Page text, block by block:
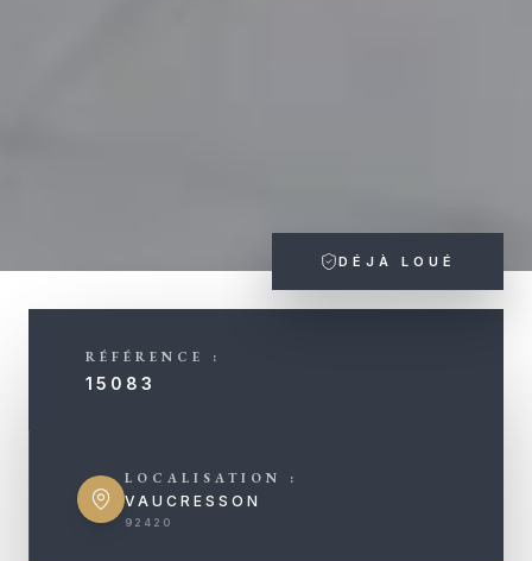
DÉJÀ LOUÉ
RÉFÉRENCE :
15083
LOCALISATION :
VAUCRESSON
92420